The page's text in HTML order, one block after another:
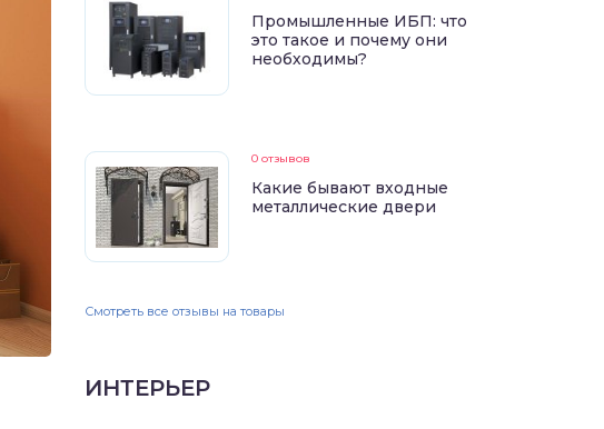
Промышленные ИБП: что
это такое и почему они
необходимы?
0 отзывов
Какие бывают входные
металлические двери
Смотреть все отзывы на товары
ИНТЕРЬЕР